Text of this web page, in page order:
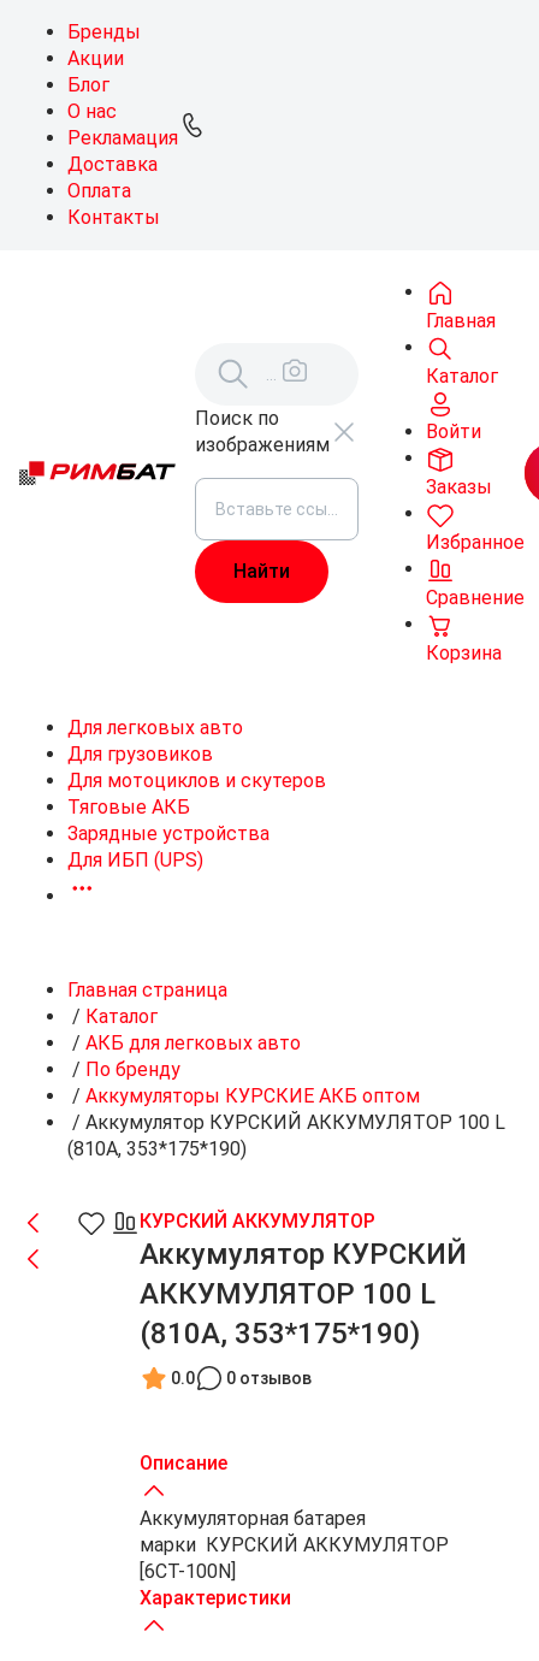
Бренды
Акции
Блог
О нас
Рекламация
Доставка
Оплата
Контакты
Поиск по
изображениям
Главная
Каталог
Войти
Заказы
Избранное
Сравнение
Корзина
Для легковых авто
Для грузовиков
Для мотоциклов и скутеров
Тяговые АКБ
Зарядные устройства
Для ИБП (UPS)
Главная страница
/ Каталог
/ АКБ для легковых авто
/ По бренду
/ Аккумуляторы КУРСКИЕ АКБ оптом
/ Аккумулятор КУРСКИЙ АККУМУЛЯТОР 100 L
(810A, 353*175*190)
КУРСКИЙ АККУМУЛЯТОР
Аккумулятор КУРСКИЙ
АККУМУЛЯТОР 100 L
(810A, 353*175*190)
0.0 0 отзывов
Описание
Аккумуляторная батарея
марки КУРСКИЙ АККУМУЛЯТОР
[6СТ-100N]
Характеристики